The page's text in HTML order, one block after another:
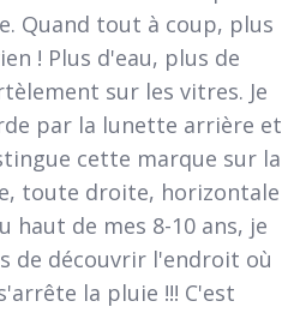
Quand tout à coup, plus
! Plus d'eau, plus de
sur les vitres. Je
par la lunette arrière et
cette marque sur la
toute droite, horizontale
haut de mes 8-10 ans, je
de découvrir l'endroit où
la pluie !!! C'est